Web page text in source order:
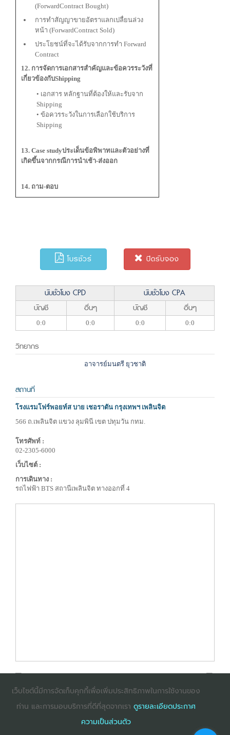
(ForwardContract Bought)
การทำสัญญาขายอัตราแลกเปลื่ยนล่วง
หน้า (ForwardContract Sold)
ประโยชน์ที่จะได้รับจากการทำ Forward
Contract
12. การจัดการเอกสารสำคัญและข้อควรระวังที่
เกี่ยวข้องกับShipping
• เอกสาร หลักฐานที่ต้องให้และรับจาก
Shipping
• ข้อควรระวังในการเลือกใช้บริการ
Shipping
13. Case studyประเด็นข้อพิพาทและตัวอย่างที่
เกิดขึ้นจากกรณีการนำเช้า-ส่งออก
14. ถาม-ตอบ
โบรชัวร์ ปิดรับจอง
นับชั่วโมง CPD
นับชั่วโมง CPA
บัญชี
อื่นๆ บัญชี อื่นๆ
0:0 0:0 0:0 0:0
วิทยากร
อาจารย์มนตรี ยุวชาติ
สถานที่
โรงแรมโฟร์พอยท์ส บาย เชอราตัน กรุงเทพฯ เพลินจิต
566 ถ.เพลินจิต แขวง ลุมพินี เขต ปทุมวัน กทม.
โทรศัพท์ :
02-2305-6000
เว็บไซต์ :
การเดินทาง :
รถไฟฟ้า BTS สถานีเพลินจิต ทางออกที่ 4
: InternetExplorer เวอร์ชั่น 10 ขึ้นไป
: Chrome เวอร์ชั่น 58 ขึ้นไป
เว็บไซต์นี้มีการจัดเก็บคุกกี้เพื่อเพิ่มประสิทธิภาพในการใช้งานของ
ท่าน และการมอบบริการที่ดีที่สุดจากเรา ดูรายละเอียดประกาศ
ความเป็นส่วนตัว